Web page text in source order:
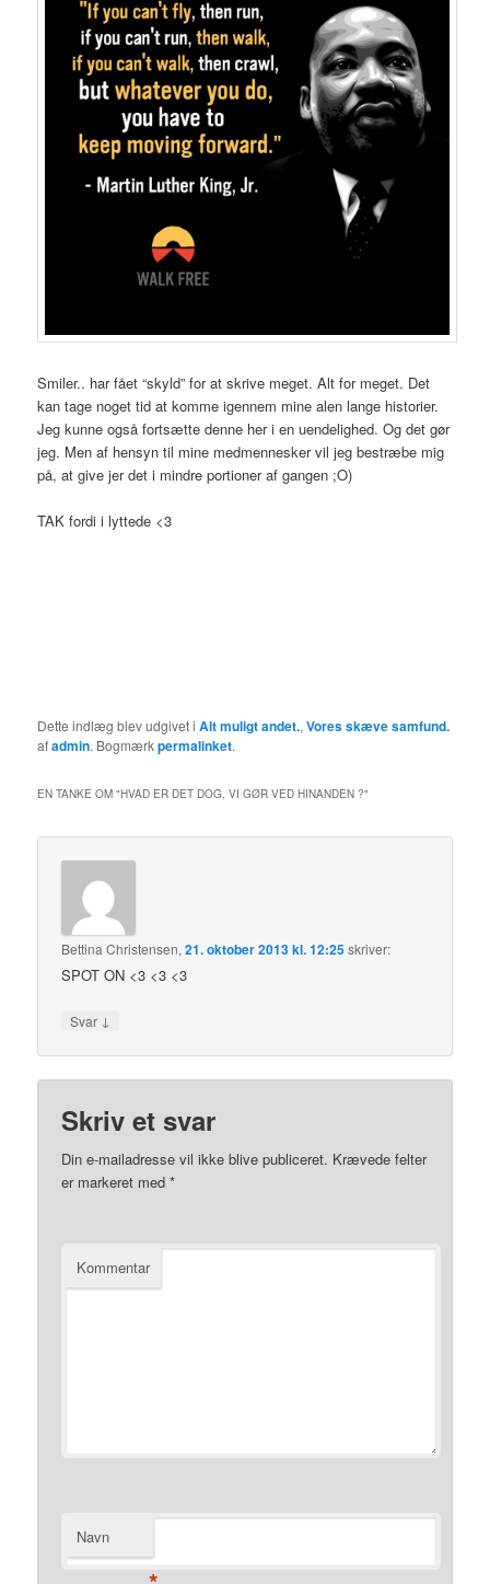
Smiler.. har fået “skyld” for at skrive meget. Alt for meget. Det
kan tage noget tid at komme igennem mine alen lange historier.
Jeg kunne også fortsætte denne her i en uendelighed. Og det gør
jeg. Men af hensyn til mine medmennesker vil jeg bestræbe mig
på, at give jer det i mindre portioner af gangen ;O)
TAK fordi i lyttede <3
Dette indlæg blev udgivet iAlt muligt andet.,Vores skæve samfund.
afadmin. Bogmærkpermalinket.
EN TANKE OM "HVAD ER DET DOG, VI GØR VED HINANDEN ?"
Bettina Christensen,21. oktober 2013 kl. 12:25skriver:
SPOT ON <3 <3 <3
Svar ↓
Skriv et svar
Din e-mailadresse vil ikke blive publiceret. Krævede felter
er markeret med*
Kommentar
Navn